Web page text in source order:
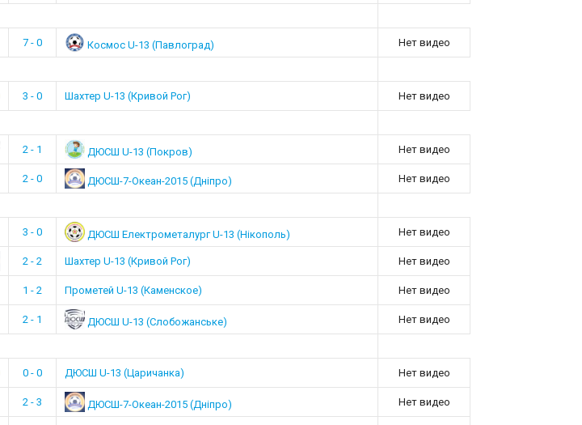
7 - 0 Космос U-13 (Павлоград) Нет видео
3 - 0 Шахтер U-13 (Кривой Рог) Нет видео
2 - 1 ДЮСШ U-13 (Покров) Нет видео
2 - 0 ДЮСШ-7-Океан-2015 (Дніпро) Нет видео
3 - 0 ДЮСШ Електрометалург U-13 (Нікополь) Нет видео
2 - 2 Шахтер U-13 (Кривой Рог) Нет видео
1 - 2 Прометей U-13 (Каменское) Нет видео
2 - 1 ДЮСШ U-13 (Слобожанське) Нет видео
0 - 0 ДЮСШ U-13 (Царичанка) Нет видео
2 - 3 ДЮСШ-7-Океан-2015 (Дніпро) Нет видео